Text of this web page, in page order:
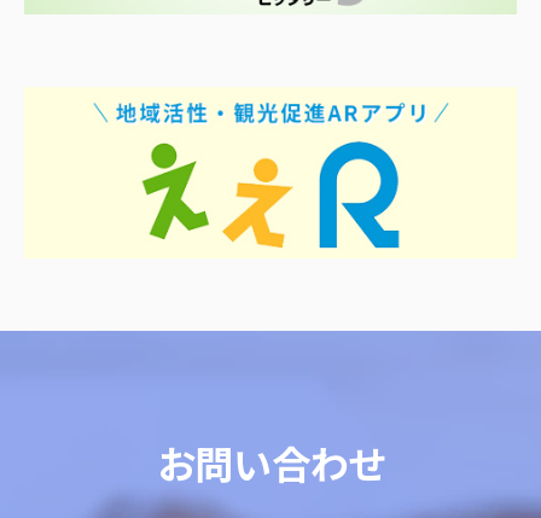
お問い合わせ